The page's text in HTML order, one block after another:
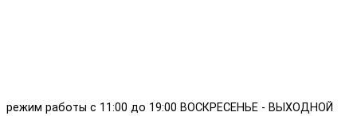
режим работы с 11:00 до 19:00 ВОСКРЕСЕНЬЕ - ВЫХОДНОЙ